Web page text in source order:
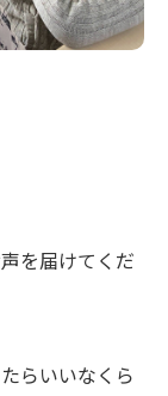
を届けてくだ
らいいなくら